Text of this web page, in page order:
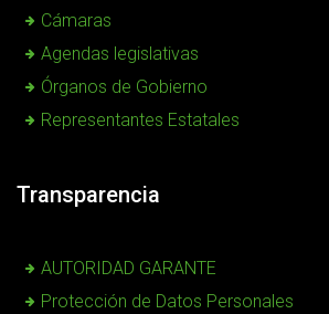
Cámaras
Agendas legislativas
Órganos de Gobierno
Representantes Estatales
Transparencia
AUTORIDAD GARANTE
Protección de Datos Personales